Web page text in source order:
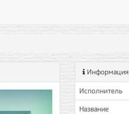
Информация
Исполнитель
Название